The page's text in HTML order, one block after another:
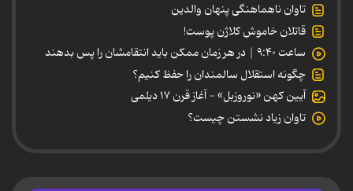
تاوان ناهماهنگی پنهان والدین
قاتلان خاموش کلاژن پوست!
ساعت ۹:۴۰ | در هر زمان ممکن باید انتقامشان را پس بدهند
چگونه استقلال سالمندان را حفظ کنیم؟
آیین کهن «نوروزبل» - آغاز قرن ۱۷ دیلمی
تاوان زیاد نشستن چیست؟